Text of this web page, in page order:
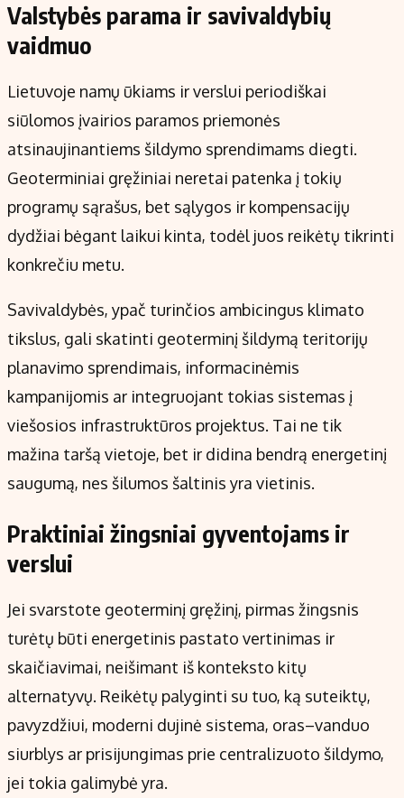
Valstybės parama ir savivaldybių
vaidmuo
Lietuvoje namų ūkiams ir verslui periodiškai
siūlomos įvairios paramos priemonės
atsinaujinantiems šildymo sprendimams diegti.
Geoterminiai gręžiniai neretai patenka į tokių
programų sąrašus, bet sąlygos ir kompensacijų
dydžiai bėgant laikui kinta, todėl juos reikėtų tikrinti
konkrečiu metu.
Savivaldybės, ypač turinčios ambicingus klimato
tikslus, gali skatinti geoterminį šildymą teritorijų
planavimo sprendimais, informacinėmis
kampanijomis ar integruojant tokias sistemas į
viešosios infrastruktūros projektus. Tai ne tik
mažina taršą vietoje, bet ir didina bendrą energetinį
saugumą, nes šilumos šaltinis yra vietinis.
Praktiniai žingsniai gyventojams ir
verslui
Jei svarstote geoterminį gręžinį, pirmas žingsnis
turėtų būti energetinis pastato vertinimas ir
skaičiavimai, neišimant iš konteksto kitų
alternatyvų. Reikėtų palyginti su tuo, ką suteiktų,
pavyzdžiui, moderni dujinė sistema, oras–vanduo
siurblys ar prisijungimas prie centralizuoto šildymo,
jei tokia galimybė yra.